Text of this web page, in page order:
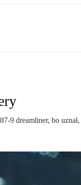
9 dreamliner, bo